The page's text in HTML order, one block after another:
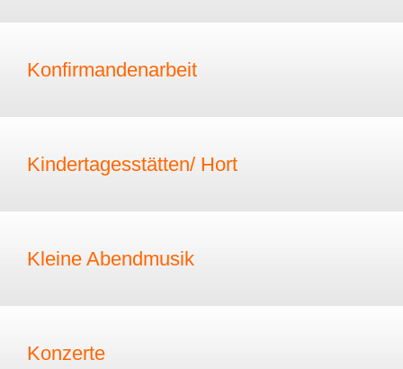
Konfirmandenarbeit
Kindertagesstätten/ Hort
Kleine Abendmusik
Konzerte